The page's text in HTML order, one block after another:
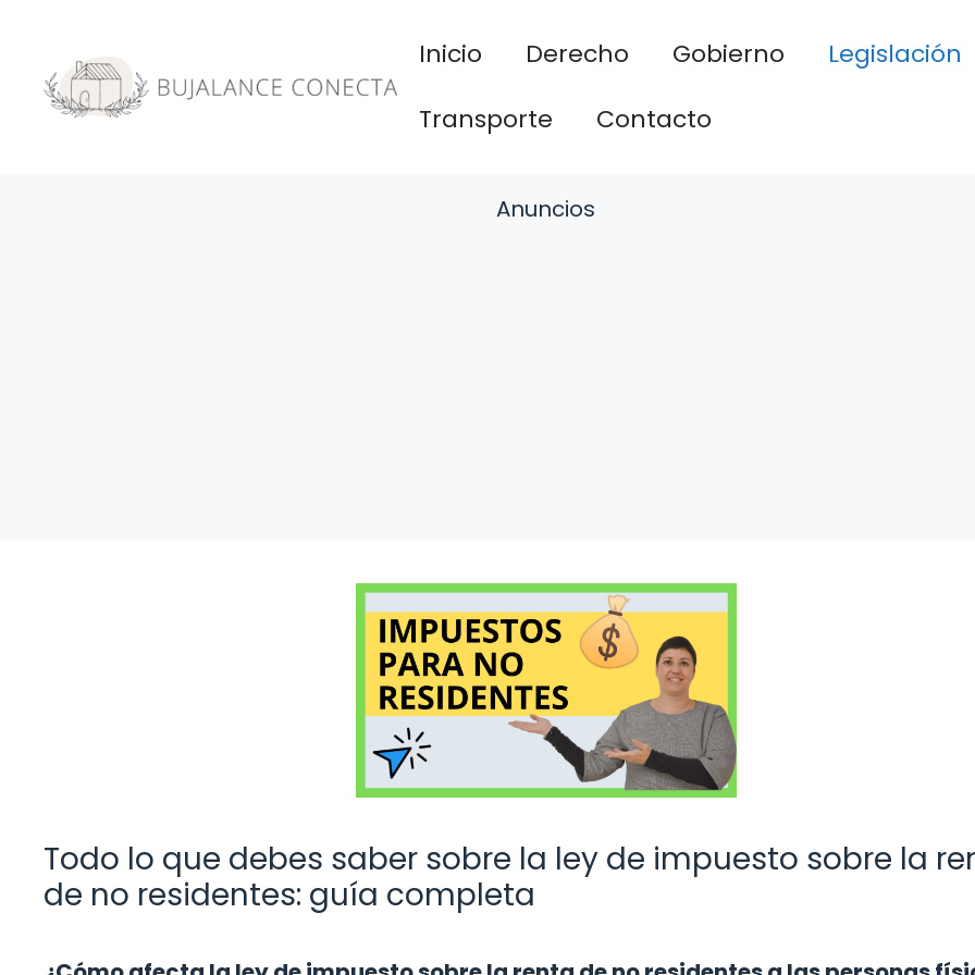
contenido
Inicio Derecho Gobierno
Legislación
Transporte
Contacto
Anuncios
Todo lo que debes saber sobre la ley de impuesto sobre la
de no residentes: guía completa